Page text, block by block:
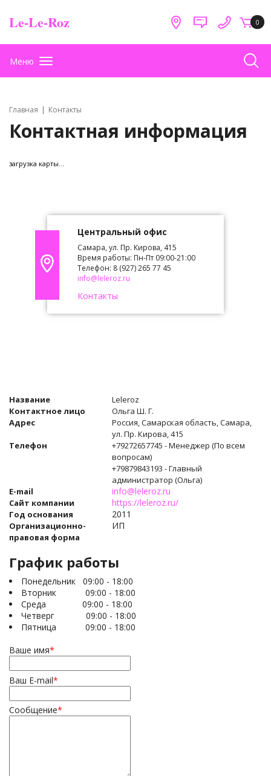
Le-Le-Roz 0
Меню
Главная Контакты
Контактная информация
загрузка карты...
Центральный офис
Самара, ул. Пр. Кирова, 415
Время работы: Пн-Пт 09:00-21:00
Телефон: 8 (927) 265 77 45
info@leleroz.ru
Контакты
Название
Leleroz
Контактное лицо
Ольга Ш. Г.
Адрес
Россия, Самарская область, Самара,
ул. Пр. Кирова, 415
Телефон
+79272657745 - Менеджер (По всем
вопросам)
+79879843193 - Главный
администратор (Ольга)
E-mail
info@leleroz.ru
Сайт компании https://leleroz.ru/
Год основания 2011
Организационно-
правовая форма
ИП
График работы
Понедельник 09:00 - 18:00
Вторник 09:00 - 18:00
Среда 09:00 - 18:00
Четверг 09:00 - 18:00
Пятница 09:00 - 18:00
Ваше имя*
Ваш E-mail*
Сообщение*